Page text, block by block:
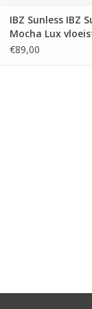
IBZ Sunless IBZ
Mocha Lux
€89,00